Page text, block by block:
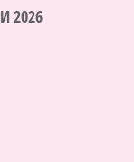
2026